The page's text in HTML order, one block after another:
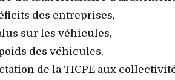
des entreprises,
sur les véhicules,
des véhicules,
de la TICPE aux